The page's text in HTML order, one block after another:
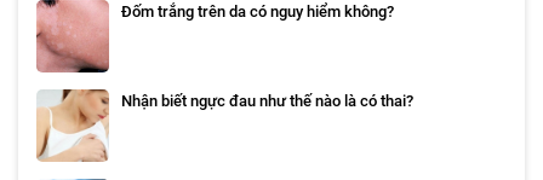
Đốm trắng trên da có nguy hiểm không?
Nhận biết ngực đau như thế nào là có thai?